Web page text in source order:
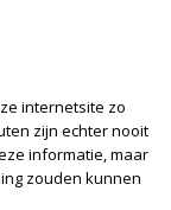
internetsite zo
zijn echter nooit
informatie, maar
zouden kunnen